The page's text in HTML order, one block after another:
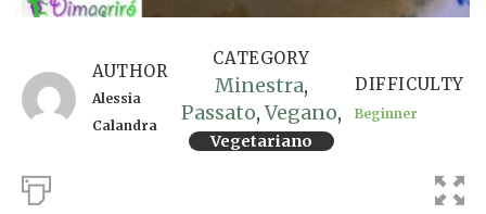
AUTHOR
Alessia
Calandra
CATEGORY
Minestra,
Passato,Vegano,
Vegetariano
DIFFICULTY
Beginner